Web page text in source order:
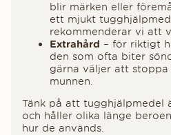
blir märken eller
ett mjukt
rekommenderar vi att
Extrahård – för riktigt
den som ofta biter
gärna väljer att
munnen.
Tänk på att tugghjälpmedel
och håller olika länge
hur de används.